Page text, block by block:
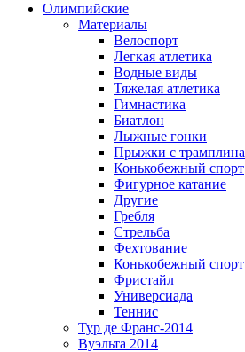
Олимпийские
Материалы
Велоспорт
Легкая атлетика
Водные виды
Тяжелая атлетика
Гимнастика
Биатлон
Лыжные гонки
Прыжки с трамплина
Конькобежный спорт
Фигурное катание
Другие
Гребля
Стрельба
Фехтование
Конькобежный спорт
Фристайл
Универсиада
Теннис
Тур де Франс-2014
Вуэльта 2014